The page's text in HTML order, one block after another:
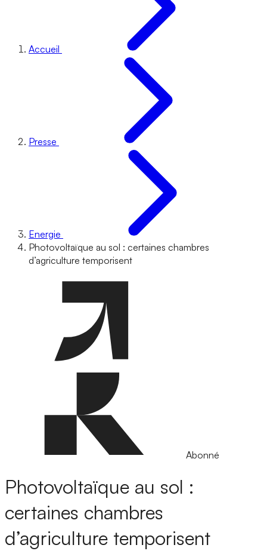
Accueil
Presse
Energie
Photovoltaïque au sol : certaines chambres
d’agriculture temporisent
Abonné
Photovoltaïque au sol :
certaines chambres
d’agriculture temporisent